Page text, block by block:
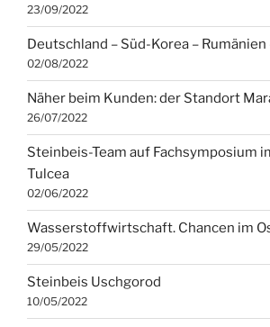
23/09/2022
Deutschland – Süd-Korea – Rumänien
02/08/2022
Näher beim Kunden: der Standort
26/07/2022
Steinbeis-Team auf Fachsymposium
Tulcea
02/06/2022
Wasserstoffwirtschaft. Chancen im
29/05/2022
Steinbeis Uschgorod
10/05/2022